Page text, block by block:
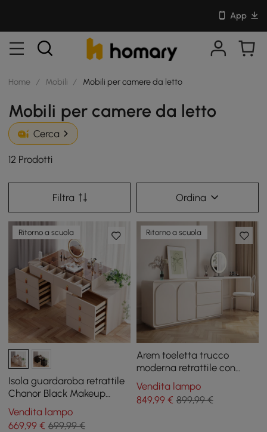
App
Home / Mobili / Mobili per camere da letto
Mobili per camere da letto
Cerca
12 Prodotti
Filtra Ordina
Ritorno a scuola
Isola guardaroba retrattile
Chanor Black Makeup
Vanity con top in vetro
Vendita lampo
669,99 € 699,99 €
Ritorno a scuola
Arem toeletta trucco
moderna retrattile con
cassetti e spazio
contenitivo
Vendita lampo
849,99€ 899,99 €